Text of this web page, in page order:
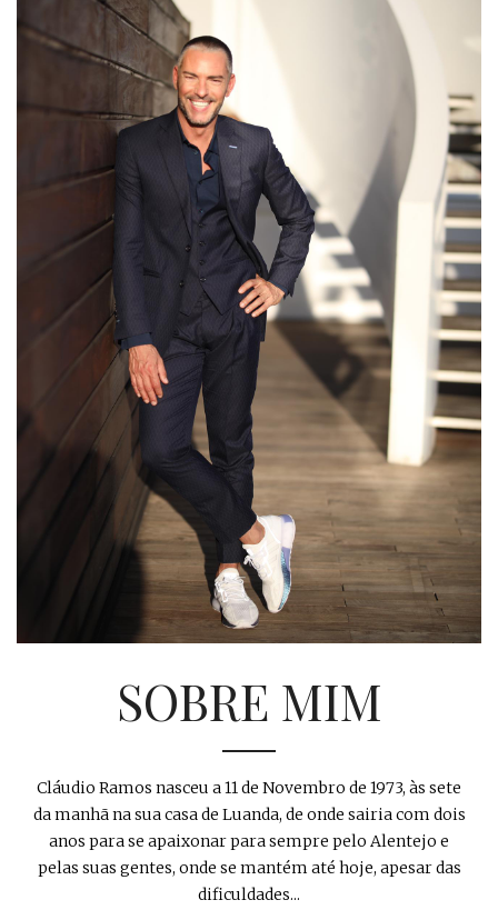
SOBRE MIM
Cláudio Ramos nasceu a 11 de Novembro de 1973, às sete
da manhã na sua casa de Luanda, de onde sairia com dois
anos para se apaixonar para sempre pelo Alentejo e
pelas suas gentes, onde se mantém até hoje, apesar das
dificuldades...